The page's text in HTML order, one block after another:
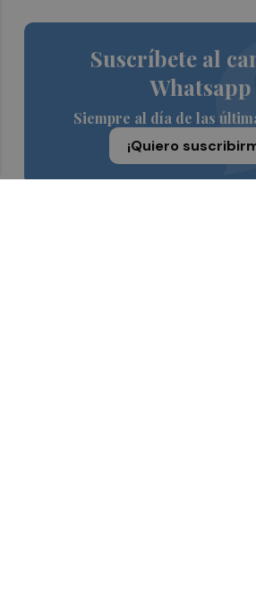
Suscríbete al
Whatsapp
Siempre al día de las
¡Quiero